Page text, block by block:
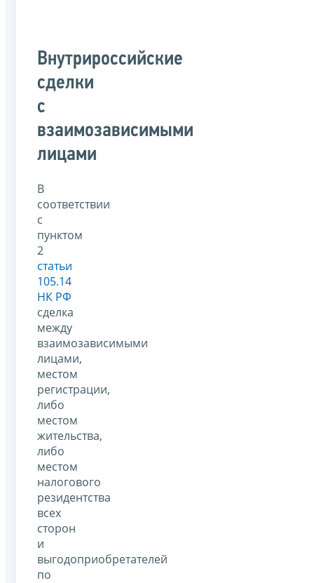
Внутрироссийские
сделки
с
взаимозависимыми
лицами
В
соответствии
с
пунктом
2
статьи
105.14
НК РФ
сделка
между
взаимозависимыми
лицами,
местом
регистрации,
либо
местом
жительства,
либо
местом
налогового
резидентства
всех
сторон
и
выгодоприобретателей
по